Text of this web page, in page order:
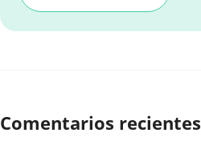
Comentarios recientes